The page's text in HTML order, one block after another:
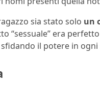
sia stato solo un
“sessuale” era
il potere in